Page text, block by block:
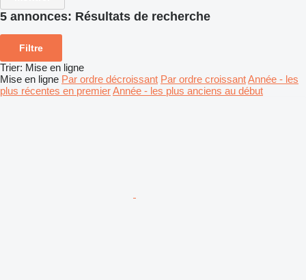
5 annonces: Résultats de recherche
Filtre
Trier: Mise en ligne
Mise en ligne Par ordre décroissant Par ordre croissantAnnée - les
plus récentes en premierAnnée - les plus anciens au début